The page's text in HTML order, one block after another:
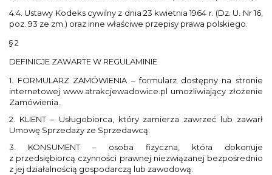
4.4. Ustawy Kodeks cywilny z dnia 23 kwietnia 1964 r. (Dz. U. Nr 16,
poz. 93 ze zm.) oraz inne właściwe przepisy prawa polskiego.
§ 2
DEFINICJE ZAWARTE W REGULAMINIE
1. FORMULARZ ZAMÓWIENIA – formularz dostępny na stronie
internetowej www.atrakcjewadowice.pl umożliwiający złożenie
Zamówienia.
2. KLIENT – Usługobiorca, który zamierza zawrzeć lub zawarł
Umowę Sprzedaży ze Sprzedawcą.
3. KONSUMENT – osoba fizyczna, która dokonuje
z przedsiębiorcą czynności prawnej niezwiązanej bezpośrednio
z jej działalnością gospodarczą lub zawodową.